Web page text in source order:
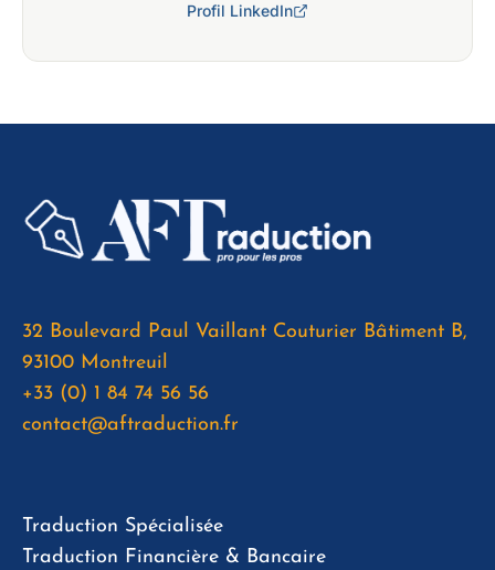
Profil LinkedIn
32 Boulevard Paul Vaillant Couturier Bâtiment B,
93100 Montreuil
+33 (0) 1 84 74 56 56
contact@aftraduction.fr
Traduction Spécialisée
Traduction Financière & Bancaire